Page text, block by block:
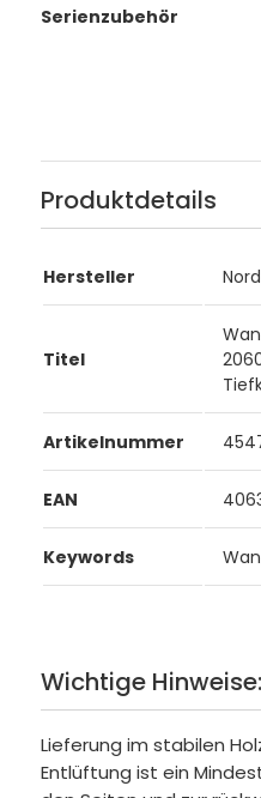
Serienzubehör
Produktdetails
Hersteller
Titel
Artikelnummer
EAN
Keywords
Wichtige Hinweise:
Lieferung im stabilen
Entlüftung ist ein